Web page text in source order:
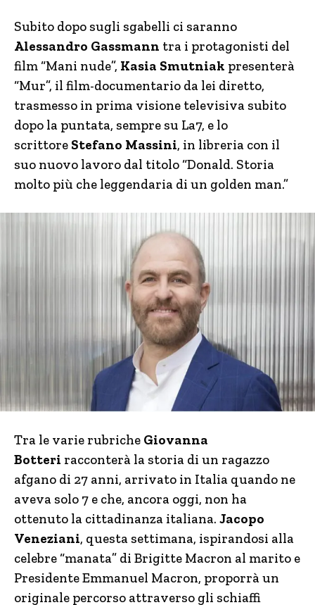
Subito dopo sugli sgabelli ci saranno
Alessandro Gassmann tra i protagonisti del
film “Mani nude”, Kasia Smutniak presenterà
“Mur”, il film-documentario da lei diretto,
trasmesso in prima visione televisiva subito
dopo la puntata, sempre su La7, e lo
scrittore Stefano Massini, in libreria con il
suo nuovo lavoro dal titolo “Donald. Storia
molto più che leggendaria di un golden man.”
Tra le varie rubriche Giovanna
Botteri racconterà la storia di un ragazzo
afgano di 27 anni, arrivato in Italia quando ne
aveva solo 7 e che, ancora oggi, non ha
ottenuto la cittadinanza italiana. Jacopo
Veneziani, questa settimana, ispirandosi alla
celebre “manata” di Brigitte Macron al marito e
Presidente Emmanuel Macron, proporrà un
originale percorso attraverso gli schiaffi